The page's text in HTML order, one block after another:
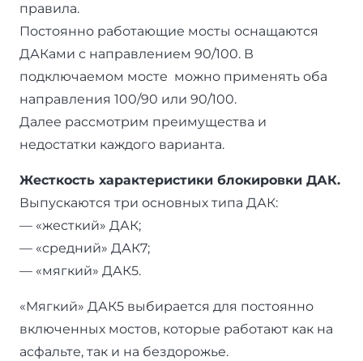
правила.
Постоянно работающие мосты оснащаются
ДАКами с направлением 90/100. В
подключаемом мосте можно применять оба
направления 100/90 или 90/100.
Далее рассмотрим преимущества и
недостатки каждого варианта.
Жесткость характеристики блокировки ДАК.
Выпускаются три основных типа ДАК:
— «жесткий» ДАК;
— «средний» ДАК7;
— «мягкий» ДАК5.
«Мягкий» ДАК5 выбирается для постоянно
включенных мостов, которые работают как на
асфальте, так и на бездорожье.